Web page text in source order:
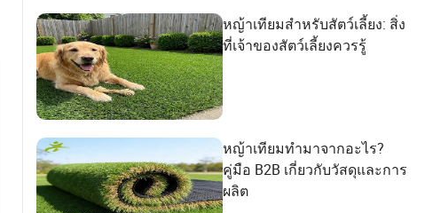
หญ้าเทียมสำหรับสัตว์เลี้ยง: สิ่ง
ที่เจ้าของสัตว์เลี้ยงควรรู้
หญ้าเทียมทำมาจากอะไร?
คู่มือ B2B เกี่ยวกับวัสดุและการ
ผลิต